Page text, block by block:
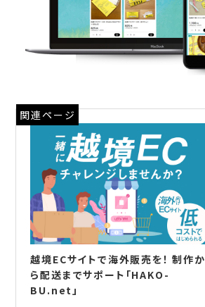
関連ページ
越境ECサイトで海外販売を！ 制作か
ら配送までサポート「HAKO-
BU.net」